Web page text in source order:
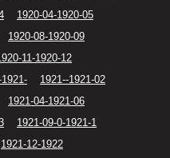
1920-04-1920-05
1920-08-1920-09
11-1920-12
1921--1921-02
1921-04-1921-06
1921-09-0-1921-1
1921-12-1922